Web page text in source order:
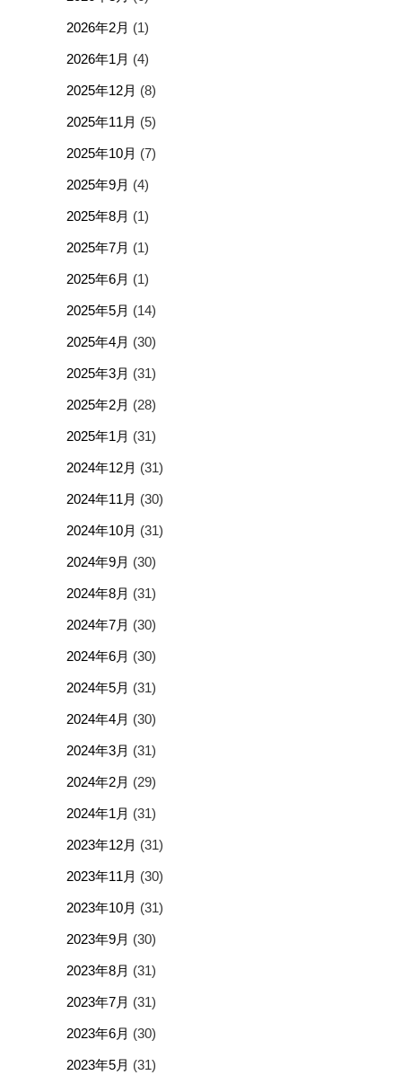
2026年2月 (1)
2026年1月 (4)
2025年12月 (8)
2025年11月 (5)
2025年10月 (7)
2025年9月 (4)
2025年8月 (1)
2025年7月 (1)
2025年6月 (1)
2025年5月 (14)
2025年4月 (30)
2025年3月 (31)
2025年2月 (28)
2025年1月 (31)
2024年12月 (31)
2024年11月 (30)
2024年10月 (31)
2024年9月 (30)
2024年8月 (31)
2024年7月 (30)
2024年6月 (30)
2024年5月 (31)
2024年4月 (30)
2024年3月 (31)
2024年2月 (29)
2024年1月 (31)
2023年12月 (31)
2023年11月 (30)
2023年10月 (31)
2023年9月 (30)
2023年8月 (31)
2023年7月 (31)
2023年6月 (30)
2023年5月 (31)